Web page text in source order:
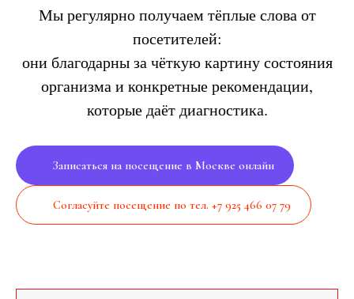
Мы регулярно получаем тёплые слова от
посетителей:
они благодарны за чёткую картину состояния
организма и конкретные рекомендации,
которые даёт диагностика.
Записаться на посещение в Москве онлайн
Согласуйте посещение по тел. +7 925 466 07 79